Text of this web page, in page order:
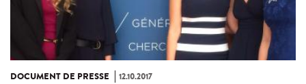
DOCUMENT DE PRESSE 12.10.2017